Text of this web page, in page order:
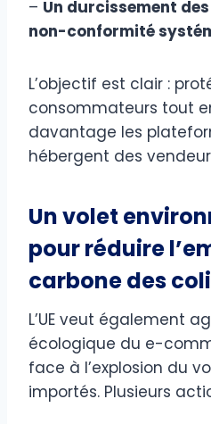
– Un durcissement
non-conformité
L’objectif est clair :
consommateurs tout
davantage les
hébergent des
Un volet
pour réduire
carbone des
L’UE veut également
écologique du e-
face à l’explosion du
importés. Plusieurs